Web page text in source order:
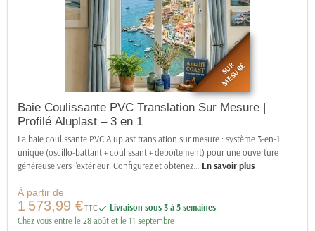
SUR
MESURE
Baie Coulissante PVC Translation Sur Mesure |
Profilé Aluplast – 3 en 1
La baie coulissante PVC Aluplast translation sur mesure : système 3-en-1
unique (oscillo-battant + coulissant + déboîtement) pour une ouverture
généreuse vers l'extérieur. Configurez et obtenez… En savoir plus
À partir de
1 573,99 €TTC Livraison sous 3 à 5 semaines
Chez vous entre le 28 août et le 11 septembre